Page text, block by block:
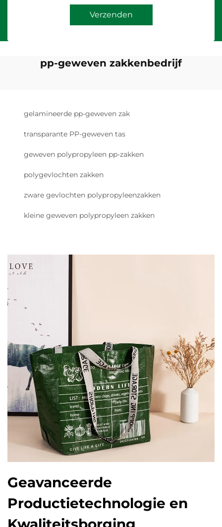
Verzenden
pp-geweven zakkenbedrijf
gelamineerde pp-geweven zak
transparante PP-geweven tas
geweven polypropyleen pp-zakken
polygevlochten zakken
zware gevlochten polypropyleenzakken
kleine geweven polypropyleen zakken
Geavanceerde
Productietechnologie en